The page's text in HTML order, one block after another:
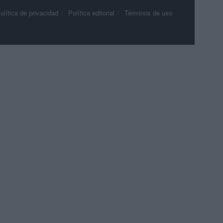
de privacidad Política editorial Términos de uso